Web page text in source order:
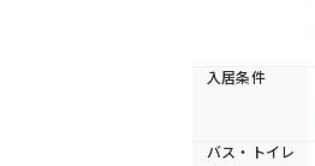
入居条件
バス・トイレ